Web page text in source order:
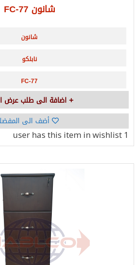
شانون FC-77
شانون
نابلكو
FC-77
اضافة الى طلب عرض
أضف الى
1 user
has this item in wishlist